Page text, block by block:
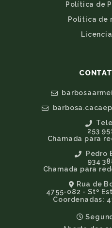
Política de
Politica de
253
Chamada para
Pedro
934
Chamada para
Rua de
4755-082 - Stº
Coordenadas: